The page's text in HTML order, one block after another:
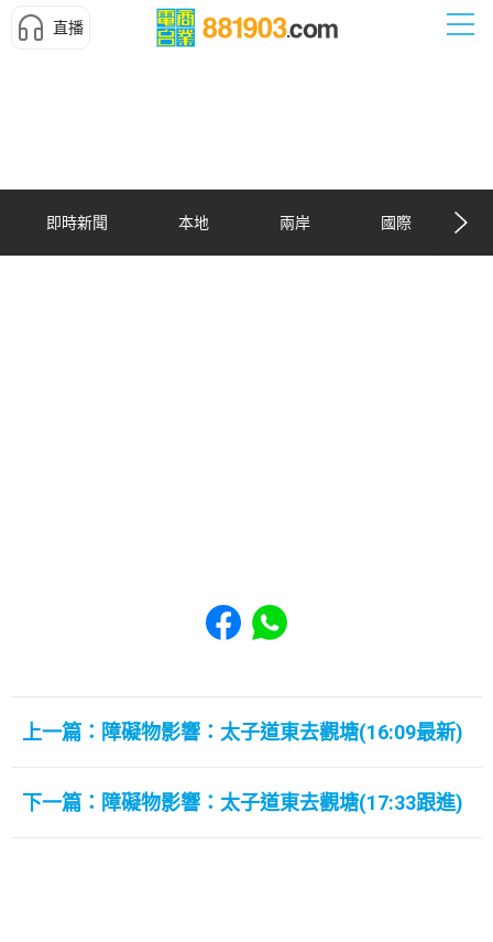
直播
即時新聞 本地 兩岸 國際
Share to Facebook
Share to WhatsApp
上一篇：障礙物影響：太子道東去觀塘(16:09最新)
下一篇：障礙物影響：太子道東去觀塘(17:33跟進)